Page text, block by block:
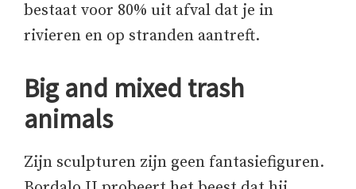
bestaat voor 80% uit afval dat je in
rivieren en op stranden aantreft.
Big and mixed trash
animals
Zijn sculpturen zijn geen fantasiefiguren.